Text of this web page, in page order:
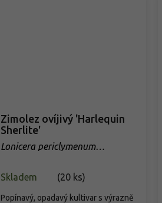
Zimolez ovíjivý 'Harlequin
Sherlite'
Lonicera periclymenum
Skladem
(20 ks)
Popínavý, opadavý kultivar s výrazně